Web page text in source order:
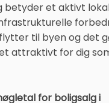
betyder et aktivt
til byen og det
attraktivt for dig
for boligsalg i